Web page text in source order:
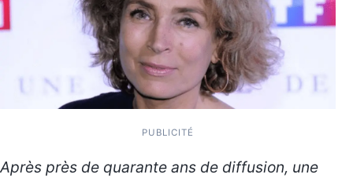
PUBLICITÉ
Après près de quarante ans de diffusion, une